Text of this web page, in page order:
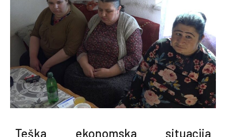
Teška ekonomska situacija